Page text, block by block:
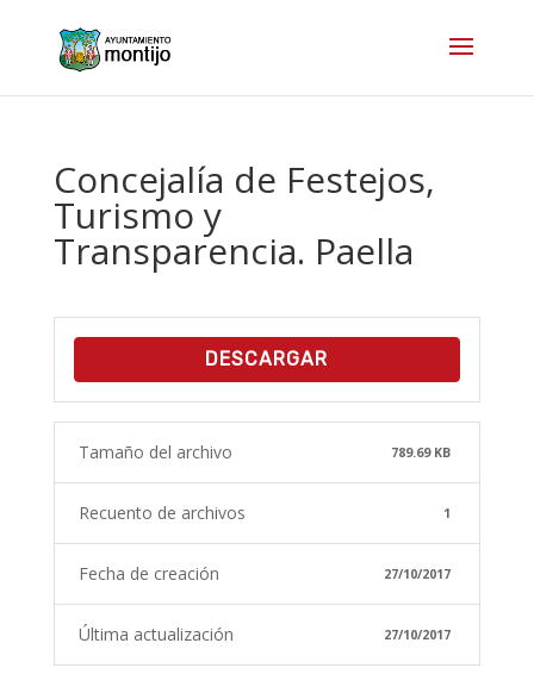
Concejalía de Festejos,
Turismo y
Transparencia. Paella
DESCARGAR
Tamaño del archivo 789.69 KB
Recuento de archivos 1
Fecha de creación 27/10/2017
Última actualización 27/10/2017